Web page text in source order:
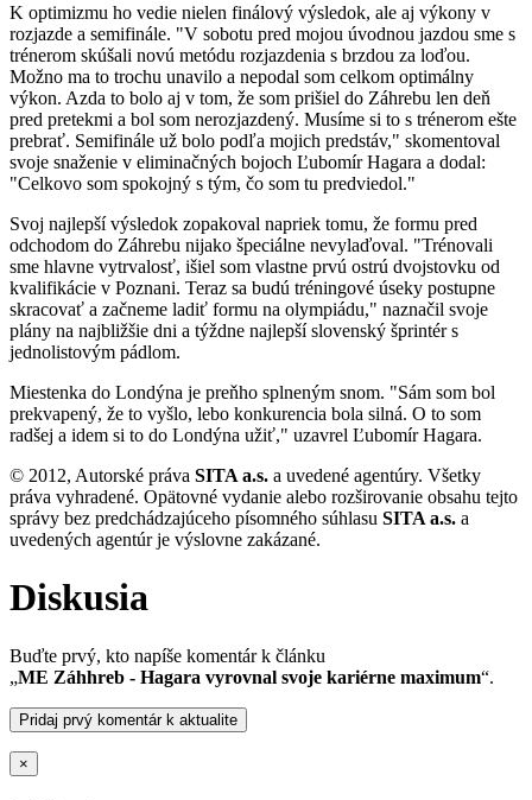
K optimizmu ho vedie nielen finálový výsledok, ale aj výkony v
rozjazde a semifinále. "V sobotu pred mojou úvodnou jazdou sme s
trénerom skúšali novú metódu rozjazdenia s brzdou za loďou.
Možno ma to trochu unavilo a nepodal som celkom optimálny
výkon. Azda to bolo aj v tom, že som prišiel do Záhrebu len deň
pred pretekmi a bol som nerozjazdený. Musíme si to s trénerom ešte
prebrať. Semifinále už bolo podľa mojich predstáv," skomentoval
svoje snaženie v eliminačných bojoch Ľubomír Hagara a dodal:
"Celkovo som spokojný s tým, čo som tu predviedol."
Svoj najlepší výsledok zopakoval napriek tomu, že formu pred
odchodom do Záhrebu nijako špeciálne nevylaďoval. "Trénovali
sme hlavne vytrvalosť, išiel som vlastne prvú ostrú dvojstovku od
kvalifikácie v Poznani. Teraz sa budú tréningové úseky postupne
skracovať a začneme ladiť formu na olympiádu," naznačil svoje
plány na najbližšie dni a týždne najlepší slovenský šprintér s
jednolistovým pádlom.
Miestenka do Londýna je preňho splneným snom. "Sám som bol
prekvapený, že to vyšlo, lebo konkurencia bola silná. O to som
radšej a idem si to do Londýna užiť," uzavrel Ľubomír Hagara.
© 2012, Autorské práva SITA a.s. a uvedené agentúry. Všetky
práva vyhradené. Opätovné vydanie alebo rozširovanie obsahu tejto
správy bez predchádzajúceho písomného súhlasu SITA a.s. a
uvedených agentúr je výslovne zakázané.
Diskusia
Buďte prvý, kto napíše komentár k článku
„ME Záhhreb - Hagara vyrovnal svoje kariérne maximum“.
Pridaj prvý komentár k aktualite
×